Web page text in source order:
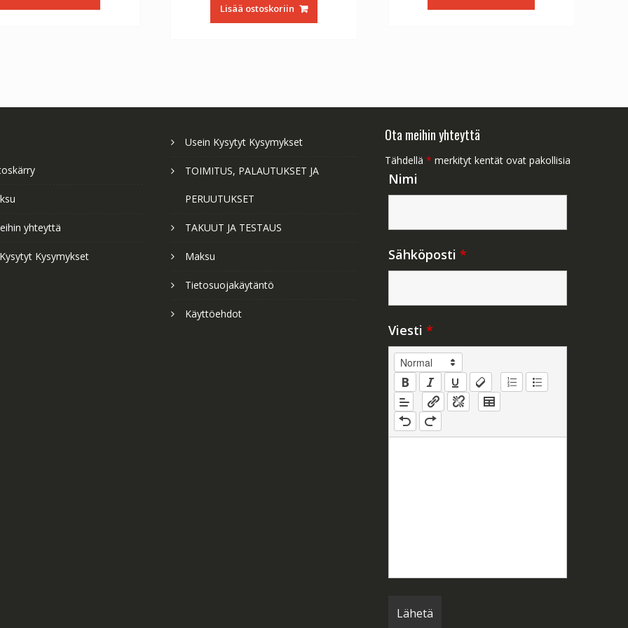
€56.64. €31.47.
€56.64. €31.47.
Lisää ostoskoriin
€56.64. €31.47.
yhteyttä
Kysymykset
Usein Kysytyt Kysymykset
TOIMITUS, PALAUTUKSET JA
PERUUTUKSET
TAKUUT JA TESTAUS
Maksu
Tietosuojakäytäntö
Käyttöehdot
Ota meihin yhteyttä
Tähdellä * merkityt kentät ovat pakollisia
Nimi
Sähköposti *
Viesti *